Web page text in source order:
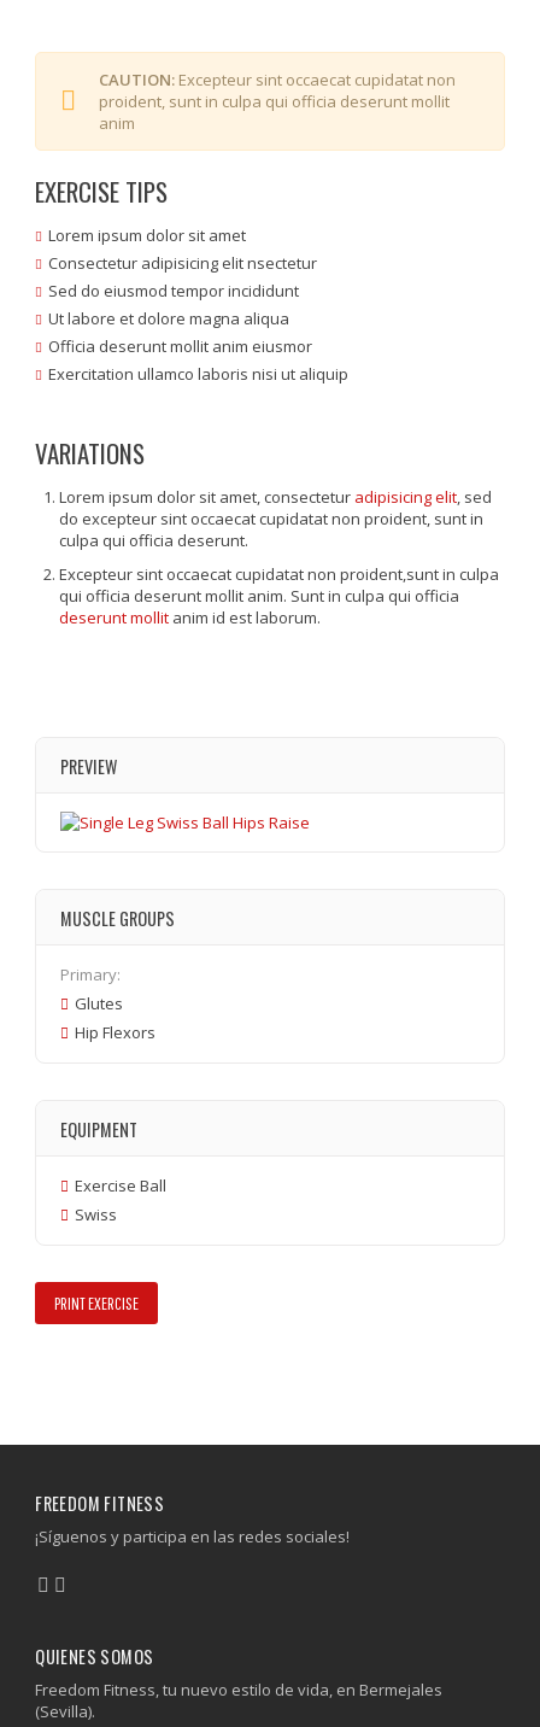
CAUTION: Excepteur sint occaecat cupidatat non
proident, sunt in culpa qui officia deserunt mollit
anim
EXERCISE TIPS
Lorem ipsum dolor sit amet
Consectetur adipisicing elit nsectetur
Sed do eiusmod tempor incididunt
Ut labore et dolore magna aliqua
Officia deserunt mollit anim eiusmor
Exercitation ullamco laboris nisi ut aliquip
VARIATIONS
Lorem ipsum dolor sit amet, consectetur adipisicing elit, sed
do excepteur sint occaecat cupidatat non proident, sunt in
culpa qui officia deserunt.
Excepteur sint occaecat cupidatat non proident,sunt in culpa
qui officia deserunt mollit anim. Sunt in culpa qui officia
deserunt mollit anim id est laborum.
PREVIEW
MUSCLE GROUPS
Primary:
Glutes
Hip Flexors
EQUIPMENT
Exercise Ball
Swiss
PRINT EXERCISE
FREEDOM FITNESS
¡Síguenos y participa en las redes sociales!
QUIENES SOMOS
Freedom Fitness, tu nuevo estilo de vida, en Bermejales
(Sevilla).